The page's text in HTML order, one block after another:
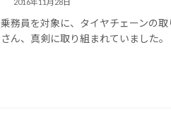
乗務員を対象に、タイヤチェーンの
さん、真剣に取り組まれていました。